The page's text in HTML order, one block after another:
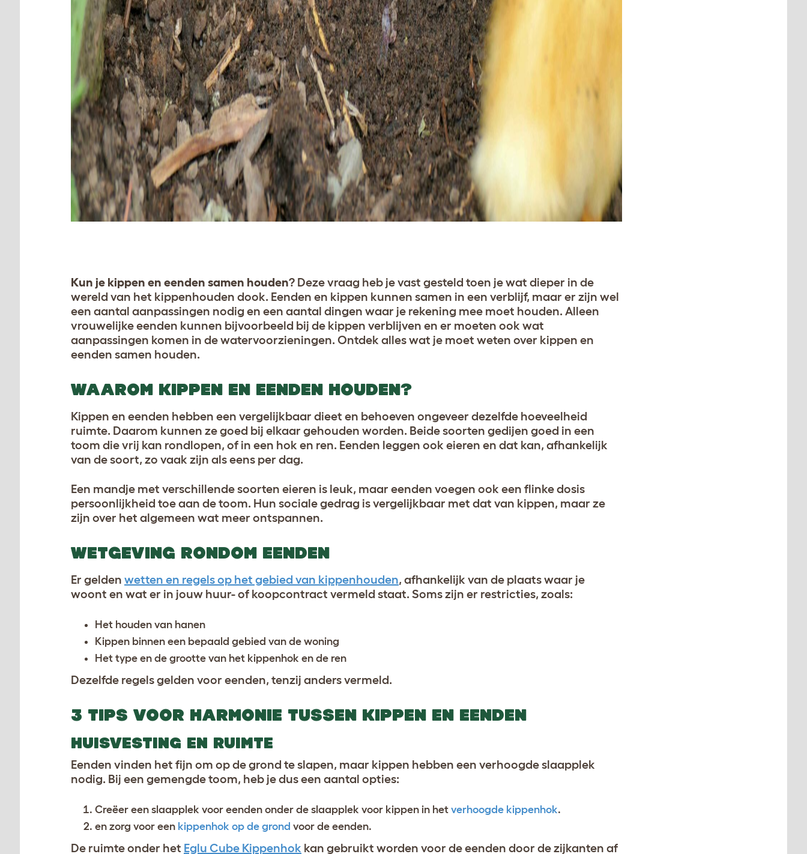
Kun je kippen en eenden samen houden? Deze vraag heb je vast gesteld toen je wat dieper in de
wereld van het kippenhouden dook. Eenden en kippen kunnen samen in een verblijf, maar er zijn wel
een aantal aanpassingen nodig en een aantal dingen waar je rekening mee moet houden. Alleen
vrouwelijke eenden kunnen bijvoorbeeld bij de kippen verblijven en er moeten ook wat
aanpassingen komen in de watervoorzieningen. Ontdek alles wat je moet weten over kippen en
eenden samen houden.
WAAROM KIPPEN EN EENDEN HOUDEN?
Kippen en eenden hebben een vergelijkbaar dieet en behoeven ongeveer dezelfde hoeveelheid
ruimte. Daarom kunnen ze goed bij elkaar gehouden worden. Beide soorten gedijen goed in een
toom die vrij kan rondlopen, of in een hok en ren. Eenden leggen ook eieren en dat kan, afhankelijk
van de soort, zo vaak zijn als eens per dag.
Een mandje met verschillende soorten eieren is leuk, maar eenden voegen ook een flinke dosis
persoonlijkheid toe aan de toom. Hun sociale gedrag is vergelijkbaar met dat van kippen, maar ze
zijn over het algemeen wat meer ontspannen.
WETGEVING RONDOM EENDEN
Er gelden wetten en regels op het gebied van kippenhouden, afhankelijk van de plaats waar je
woont en wat er in jouw huur- of koopcontract vermeld staat. Soms zijn er restricties, zoals:
Het houden van hanen
Kippen binnen een bepaald gebied van de woning
Het type en de grootte van het kippenhok en de ren
Dezelfde regels gelden voor eenden, tenzij anders vermeld.
3 TIPS VOOR HARMONIE TUSSEN KIPPEN EN EENDEN
HUISVESTING EN RUIMTE
Eenden vinden het fijn om op de grond te slapen, maar kippen hebben een verhoogde slaapplek
nodig. Bij een gemengde toom, heb je dus een aantal opties:
Creëer een slaapplek voor eenden onder de slaapplek voor kippen in het verhoogde kippenhok.
en zorg voor een kippenhok op de grond voor de eenden.
De ruimte onder het Eglu Cube Kippenhok kan gebruikt worden voor de eenden door de zijkanten af